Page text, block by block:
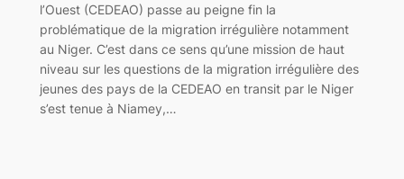
l’Ouest (CEDEAO) passe au peigne fin la
problématique de la migration irrégulière notamment
au Niger. C’est dans ce sens qu’une mission de haut
niveau sur les questions de la migration irrégulière des
jeunes des pays de la CEDEAO en transit par le Niger
s’est tenue à Niamey,…